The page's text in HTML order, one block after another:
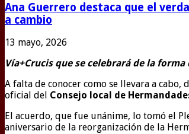
Ana Guerrero destaca que el
a cambio
13 mayo, 2026
Vía+Crucis que se celebrará de la
A falta de conocer como se llevara a cabo,
oficial del Consejo local de
El acuerdo, que fue unánime, lo tomó el
aniversario de la reorganización de la